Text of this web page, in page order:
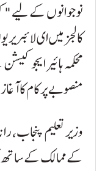
نوجوانوں کے لیے
کالجز میں ای
محکمہ ہائیر
منصوبے پر کام کا
وزیر تعلیم پنجاب،
کے ممالک کے ساتھ